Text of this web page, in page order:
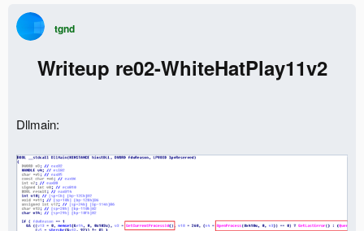
tgnd
Writeup re02-WhiteHatPlay11v2
Dllmain: